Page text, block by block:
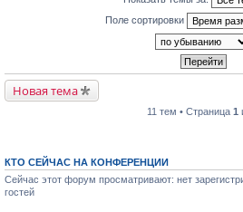
Поле сортировки
Новая тема
11 тем • Страница 1
КТО СЕЙЧАС НА КОНФЕРЕНЦИИ
Сейчас этот форум просматривают: нет
гостей